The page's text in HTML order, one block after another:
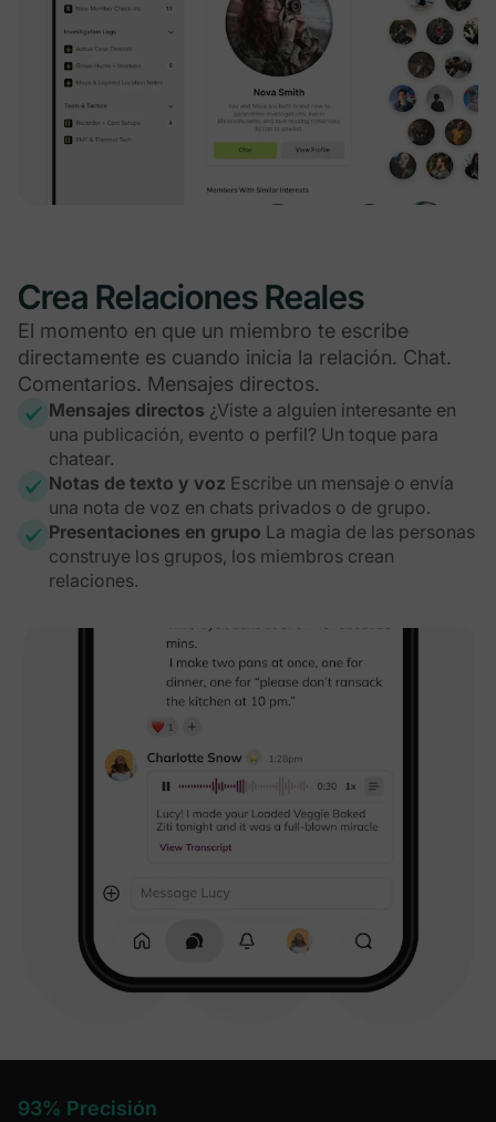
Crea Relaciones Reales
El momento en que un miembro te escribe
directamente es cuando inicia la relación. Chat.
Comentarios. Mensajes directos.
Mensajes directos ¿Viste a alguien interesante en
una publicación, evento o perfil? Un toque para
chatear.
Notas de texto y voz Escribe un mensaje o envía
una nota de voz en chats privados o de grupo.
Presentaciones en grupo La magia de las personas
construye los grupos, los miembros crean
relaciones.
93% Precisión